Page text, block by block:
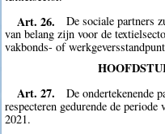
Art. 26.
De sociale partners
van belang zijn voor de
vakbonds- of
Art. 27.
De ondertekenende
respecteren gedurende de
2021.